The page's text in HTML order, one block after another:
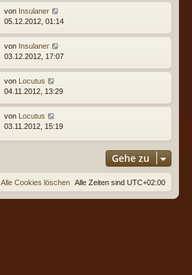
von Insulaner
05.12.2012, 01:14
von Insulaner
03.12.2012, 17:07
von Locutus
04.11.2012, 13:29
von Locutus
03.11.2012, 15:19
Gehe zu
Alle Zeiten sind UTC+02:00
Alle Cookies löschen